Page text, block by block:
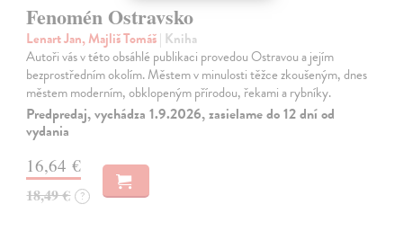
Fenomén Ostravsko
Lenart Jan, Majliš Tomáš| Kniha
Autoři vás v této obsáhlé publikaci provedou Ostravou a jejím
bezprostředním okolím. Městem v minulosti těžce zkoušeným, dnes
městem moderním, obklopeným přírodou, řekami a rybníky.
Predpredaj, vychádza 1.9.2026, zasielame do 12 dní od
vydania
16,64 €
18,49 € ?